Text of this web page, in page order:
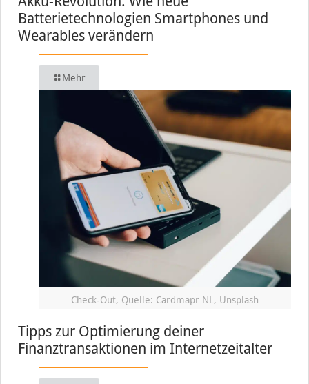
Batterietechnologien Smartphones und
Wearables verändern
Mehr
Check-Out, Quelle: Cardmapr NL, Unsplash
Tipps zur Optimierung deiner
Finanztransaktionen im Internetzeitalter